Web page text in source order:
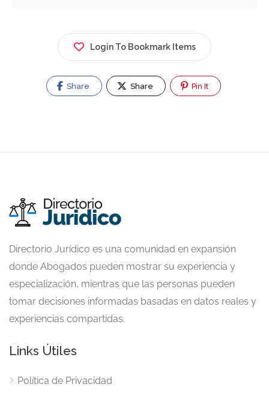
Login To Bookmark Items
Share Share Pin It
Directorio Jurídico es una comunidad en expansión
donde Abogados pueden mostrar su experiencia y
especialización, mientras que las personas pueden
tomar decisiones informadas basadas en datos reales y
experiencias compartidas.
Links Útiles
Política de Privacidad